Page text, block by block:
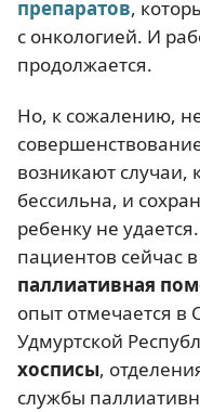
препаратов,
с онкологией. И
продолжается.
Но, к сожалению,
возникают случаи,
бессильна, и
ребенку не
пациентов сейчас
паллиативная
опыт отмечается в
Удмуртской
хосписы,
службы